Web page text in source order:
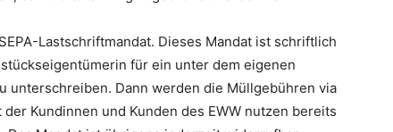
Lastschriftmandat. Dieses Mandat ist schriftlich
für ein unter dem eigenen
unterschreiben. Dann werden die Müllgebühren via
Kundinnen und Kunden des EWW nutzen bereits